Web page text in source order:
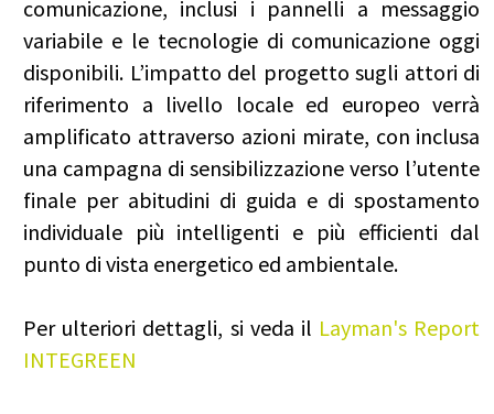
comunicazione, inclusi i pannelli a messaggio
variabile e le tecnologie di comunicazione oggi
disponibili. L’impatto del progetto sugli attori di
riferimento a livello locale ed europeo verrà
amplificato attraverso azioni mirate, con inclusa
una campagna di sensibilizzazione verso l’utente
finale per abitudini di guida e di spostamento
individuale più intelligenti e più efficienti dal
punto di vista energetico ed ambientale.
Per ulteriori dettagli, si veda il Layman's Report
INTEGREEN